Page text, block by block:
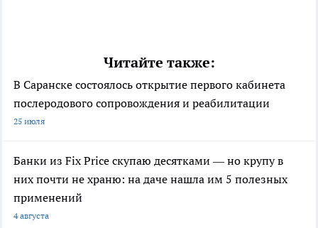
Читайте также:
В Саранске состоялось открытие первого кабинета
послеродового сопровождения и реабилитации
25 июля
Банки из Fix Price скупаю десятками — но крупу в
них почти не храню: на даче нашла им 5 полезных
применений
4 августа